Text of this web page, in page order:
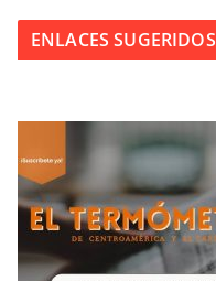
ENLACES SUGERIDOS